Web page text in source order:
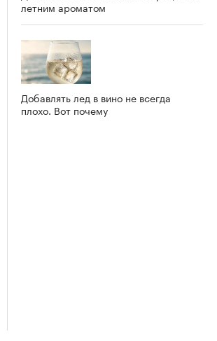
летним ароматом
Добавлять лед в вино не всегда
плохо. Вот почему